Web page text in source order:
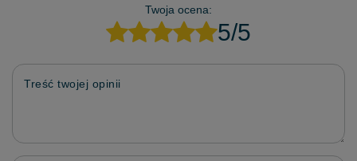
Twoja ocena:
5/5
Treść twojej opinii